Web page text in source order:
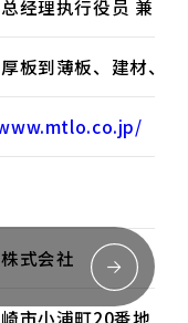
经理执行役员 兼
板到薄板、建材、
式会社
市小浦町20番地